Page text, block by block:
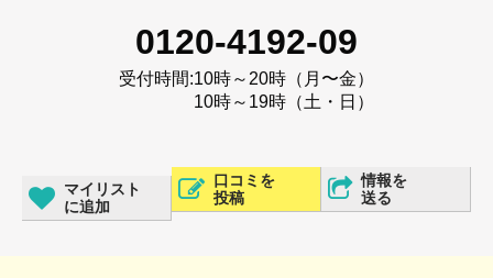
0120-4192-09
受付時間:10時～20時（月〜金）
10時～19時（土・日）
マイリスト
に追加
口コミを
投稿
情報を
送る